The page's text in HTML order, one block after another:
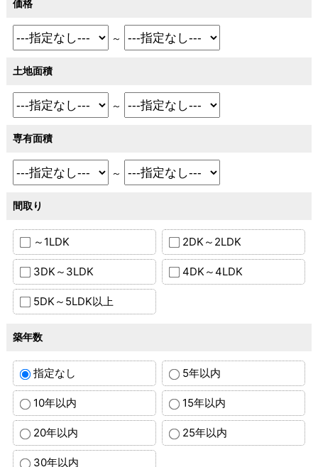
価格
～
土地面積
～
専有面積
～
間取り
～1LDK 2DK～2LDK
3DK～3LDK 4DK～4LDK
5DK～5LDK以上
築年数
指定なし 5年以内
10年以内 15年以内
20年以内 25年以内
30年以内